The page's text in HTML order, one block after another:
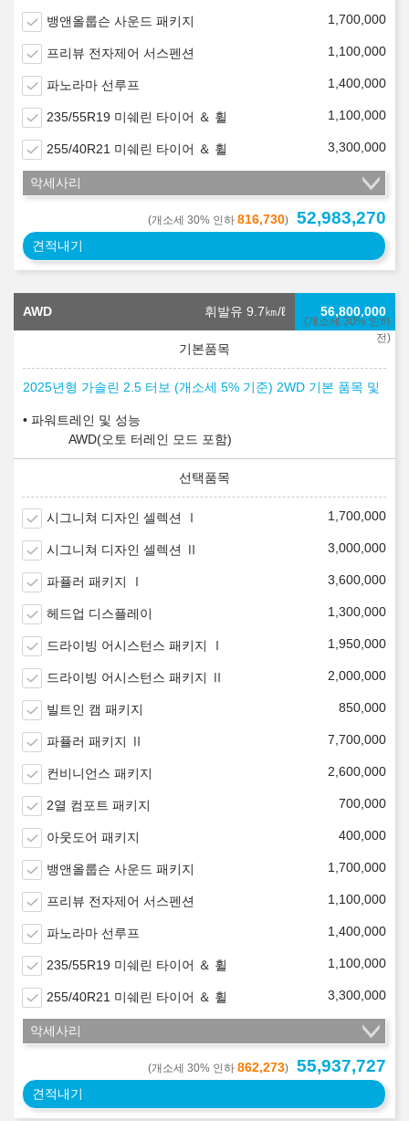
뱅앤올룹슨 사운드 패키지 1,700,000
프리뷰 전자제어 서스펜션 1,100,000
파노라마 선루프 1,400,000
235/55R19 미쉐린 타이어 ＆ 휠 1,100,000
255/40R21 미쉐린 타이어 ＆ 휠 3,300,000
악세사리
(개소세 30% 인하 816,730) 52,983,270
견적내기
AWD 휘발유 9.7㎞/ℓ
(개소세 30% 인하
전)
56,800,000
2025년형 가솔린 2.5 터보 (개소세 5% 기준) 2WD 기본 품목 및
파워트레인 및 성능
AWD(오토 터레인 모드 포함)
시그니쳐 디자인 셀렉션 Ⅰ 1,700,000
시그니쳐 디자인 셀렉션 Ⅱ 3,000,000
파퓰러 패키지 Ⅰ 3,600,000
헤드업 디스플레이 1,300,000
드라이빙 어시스턴스 패키지 Ⅰ 1,950,000
드라이빙 어시스턴스 패키지 Ⅱ 2,000,000
빌트인 캠 패키지 850,000
파퓰러 패키지 Ⅱ 7,700,000
컨비니언스 패키지 2,600,000
2열 컴포트 패키지 700,000
아웃도어 패키지 400,000
뱅앤올룹슨 사운드 패키지 1,700,000
프리뷰 전자제어 서스펜션 1,100,000
파노라마 선루프 1,400,000
235/55R19 미쉐린 타이어 ＆ 휠 1,100,000
255/40R21 미쉐린 타이어 ＆ 휠 3,300,000
악세사리
(개소세 30% 인하 862,273) 55,937,727
견적내기